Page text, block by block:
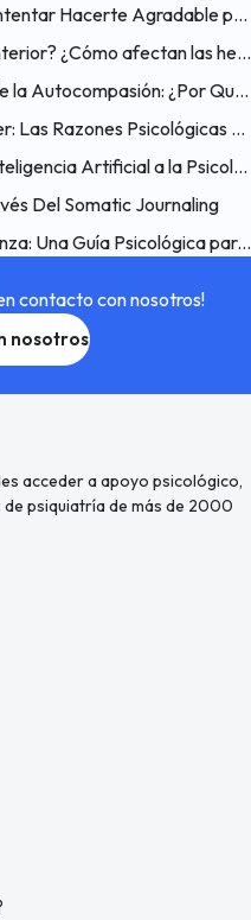
Respuesta de Complacencia: Intentar Hacerte Agradable para Reducir el Peligro
¿Qué es el trabajo con el niño interior? ¿Cómo afectan las heridas del pasado al presente?
Los Fundamentos Científicos de la Autocompasión: ¿Por Qué Funciona la Autocompasión?
Querer Empezar Pero No Poder: Las Razones Psicológicas Detrás del Problema de “Quiero Hacerlo Pero No Puedo”
AI Anxiety: ¿Cómo Afecta la Inteligencia Artificial a la Psicología Humana?
Del Somatic Journaling
Salir de la Sombra de la Vergüenza: Una Guía Psicológica para Hacer las Paces Contigo Mismo
contacto con nosotros!
nosotros
acceder a apoyo psicológico,
psiquiatría de más de 2000